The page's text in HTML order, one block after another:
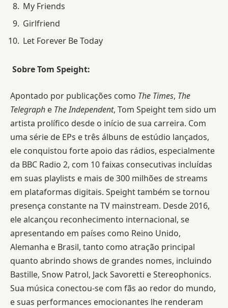
My Friends
Girlfriend
Let Forever Be Today
Sobre Tom Speight:
Apontado por publicações como The Times, The
Telegraph e The Independent, Tom Speight tem sido um
artista prolífico desde o início de sua carreira. Com
uma série de EPs e três álbuns de estúdio lançados,
ele conquistou forte apoio das rádios, especialmente
da BBC Radio 2, com 10 faixas consecutivas incluídas
em suas playlists e mais de 300 milhões de streams
em plataformas digitais. Speight também se tornou
presença constante na TV mainstream. Desde 2016,
ele alcançou reconhecimento internacional, se
apresentando em países como Reino Unido,
Alemanha e Brasil, tanto como atração principal
quanto abrindo shows de grandes nomes, incluindo
Bastille, Snow Patrol, Jack Savoretti e Stereophonics.
Sua música conectou-se com fãs ao redor do mundo,
e suas performances emocionantes lhe renderam